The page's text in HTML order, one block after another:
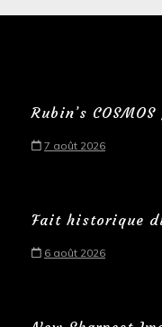
Rubin’s
7 août 2026
Fait historique
6 août 2026